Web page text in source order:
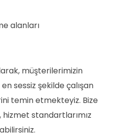
alanları
müşterilerimizin
sessiz şekilde çalışan
temin etmekteyiz. Bize
hizmet standartlarımız